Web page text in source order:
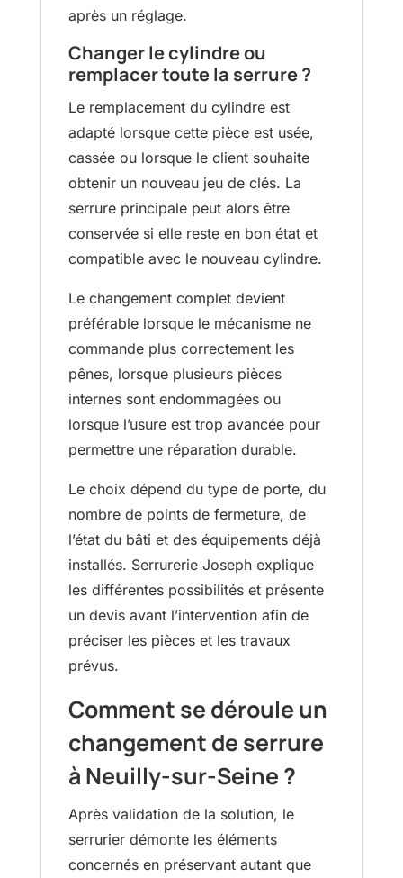
après un réglage.
Changer le cylindre ou
remplacer toute la serrure ?
Le remplacement du cylindre est
adapté lorsque cette pièce est usée,
cassée ou lorsque le client souhaite
obtenir un nouveau jeu de clés. La
serrure principale peut alors être
conservée si elle reste en bon état et
compatible avec le nouveau cylindre.
Le changement complet devient
préférable lorsque le mécanisme ne
commande plus correctement les
pênes, lorsque plusieurs pièces
internes sont endommagées ou
lorsque l’usure est trop avancée pour
permettre une réparation durable.
Le choix dépend du type de porte, du
nombre de points de fermeture, de
l’état du bâti et des équipements déjà
installés. Serrurerie Joseph explique
les différentes possibilités et présente
un devis avant l’intervention afin de
préciser les pièces et les travaux
prévus.
Comment se déroule un
changement de serrure
à Neuilly-sur-Seine ?
Après validation de la solution, le
serrurier démonte les éléments
concernés en préservant autant que